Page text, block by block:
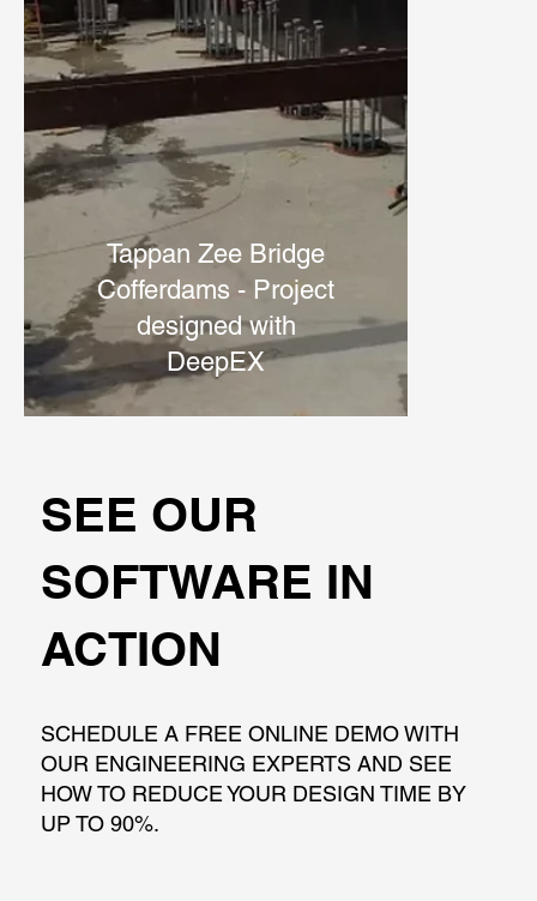
Tappan Zee Bridge
Cofferdams - Project
designed with
DeepEX
SEE OUR
SOFTWARE IN
ACTION
SCHEDULE A FREE ONLINE DEMO WITH
OUR ENGINEERING EXPERTS AND SEE
HOW TO REDUCE YOUR DESIGN TIME BY
UP TO 90%.